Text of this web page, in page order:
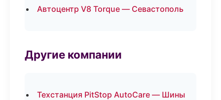
Автоцентр V8 Torque — Севастополь
Другие компании
Техстанция PitStop AutoCare — Шины